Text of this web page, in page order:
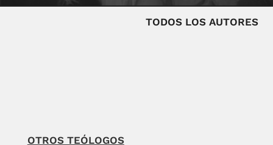
TODOS LOS AUTORES
OTROS TEÓLOGOS